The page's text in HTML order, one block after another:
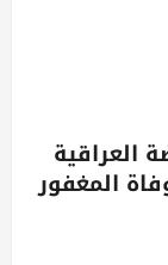
العراقية
المغفور